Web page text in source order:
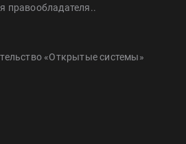
правообладателя..
«Открытые системы»